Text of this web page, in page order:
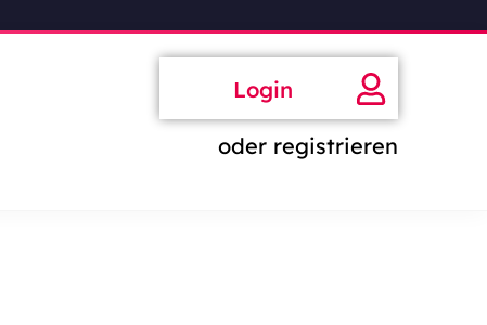
Login
oder registrieren